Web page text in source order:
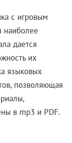
с игровым
наиболее
дается
их
языковых
позволяющая
в mp3 и PDF.